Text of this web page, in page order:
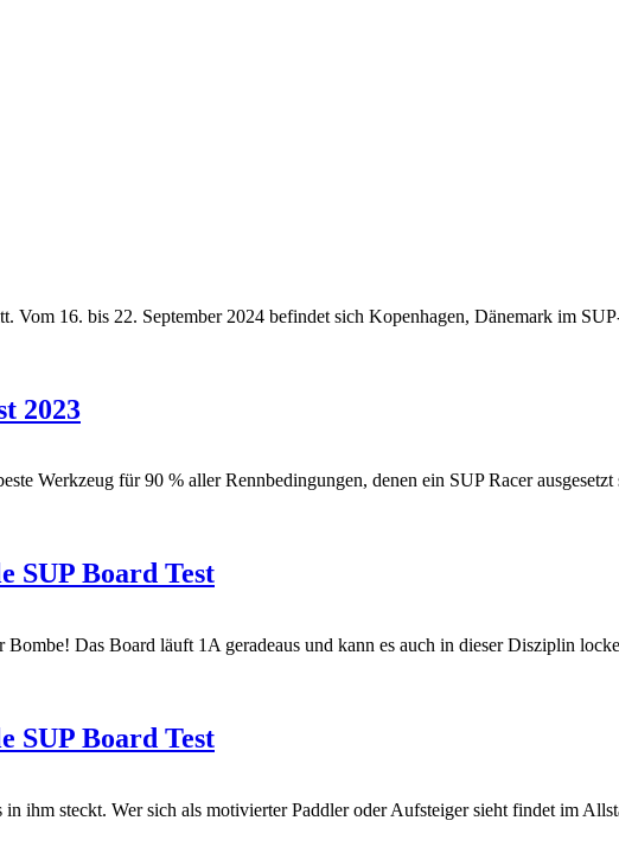
16. bis 22. September 2024 befindet sich Kopenhagen, Dänemark im
2023
Werkzeug für 90 % aller Rennbedingungen, denen ein SUP Racer
SUP Board Test
Das Board läuft 1A geradeaus und kann es auch in dieser Disziplin
SUP Board Test
ihm steckt. Wer sich als motivierter Paddler oder Aufsteiger sieht findet im